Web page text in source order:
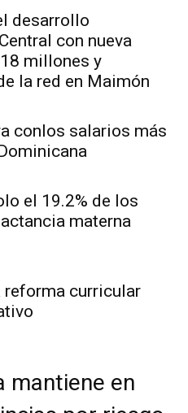
desarrollo
con nueva
millones y
la red en Maimón
conlos salarios más
el 19.2% de los
materna
reforma curricular
mantiene en